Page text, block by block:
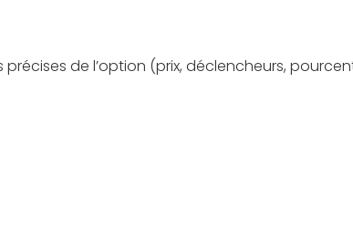
de l’option (prix, déclencheurs,